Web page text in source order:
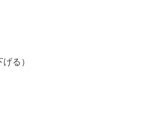
る）